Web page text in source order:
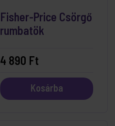
Fisher-Price Csörgő
rumbatök
4 890 Ft
Kosárba